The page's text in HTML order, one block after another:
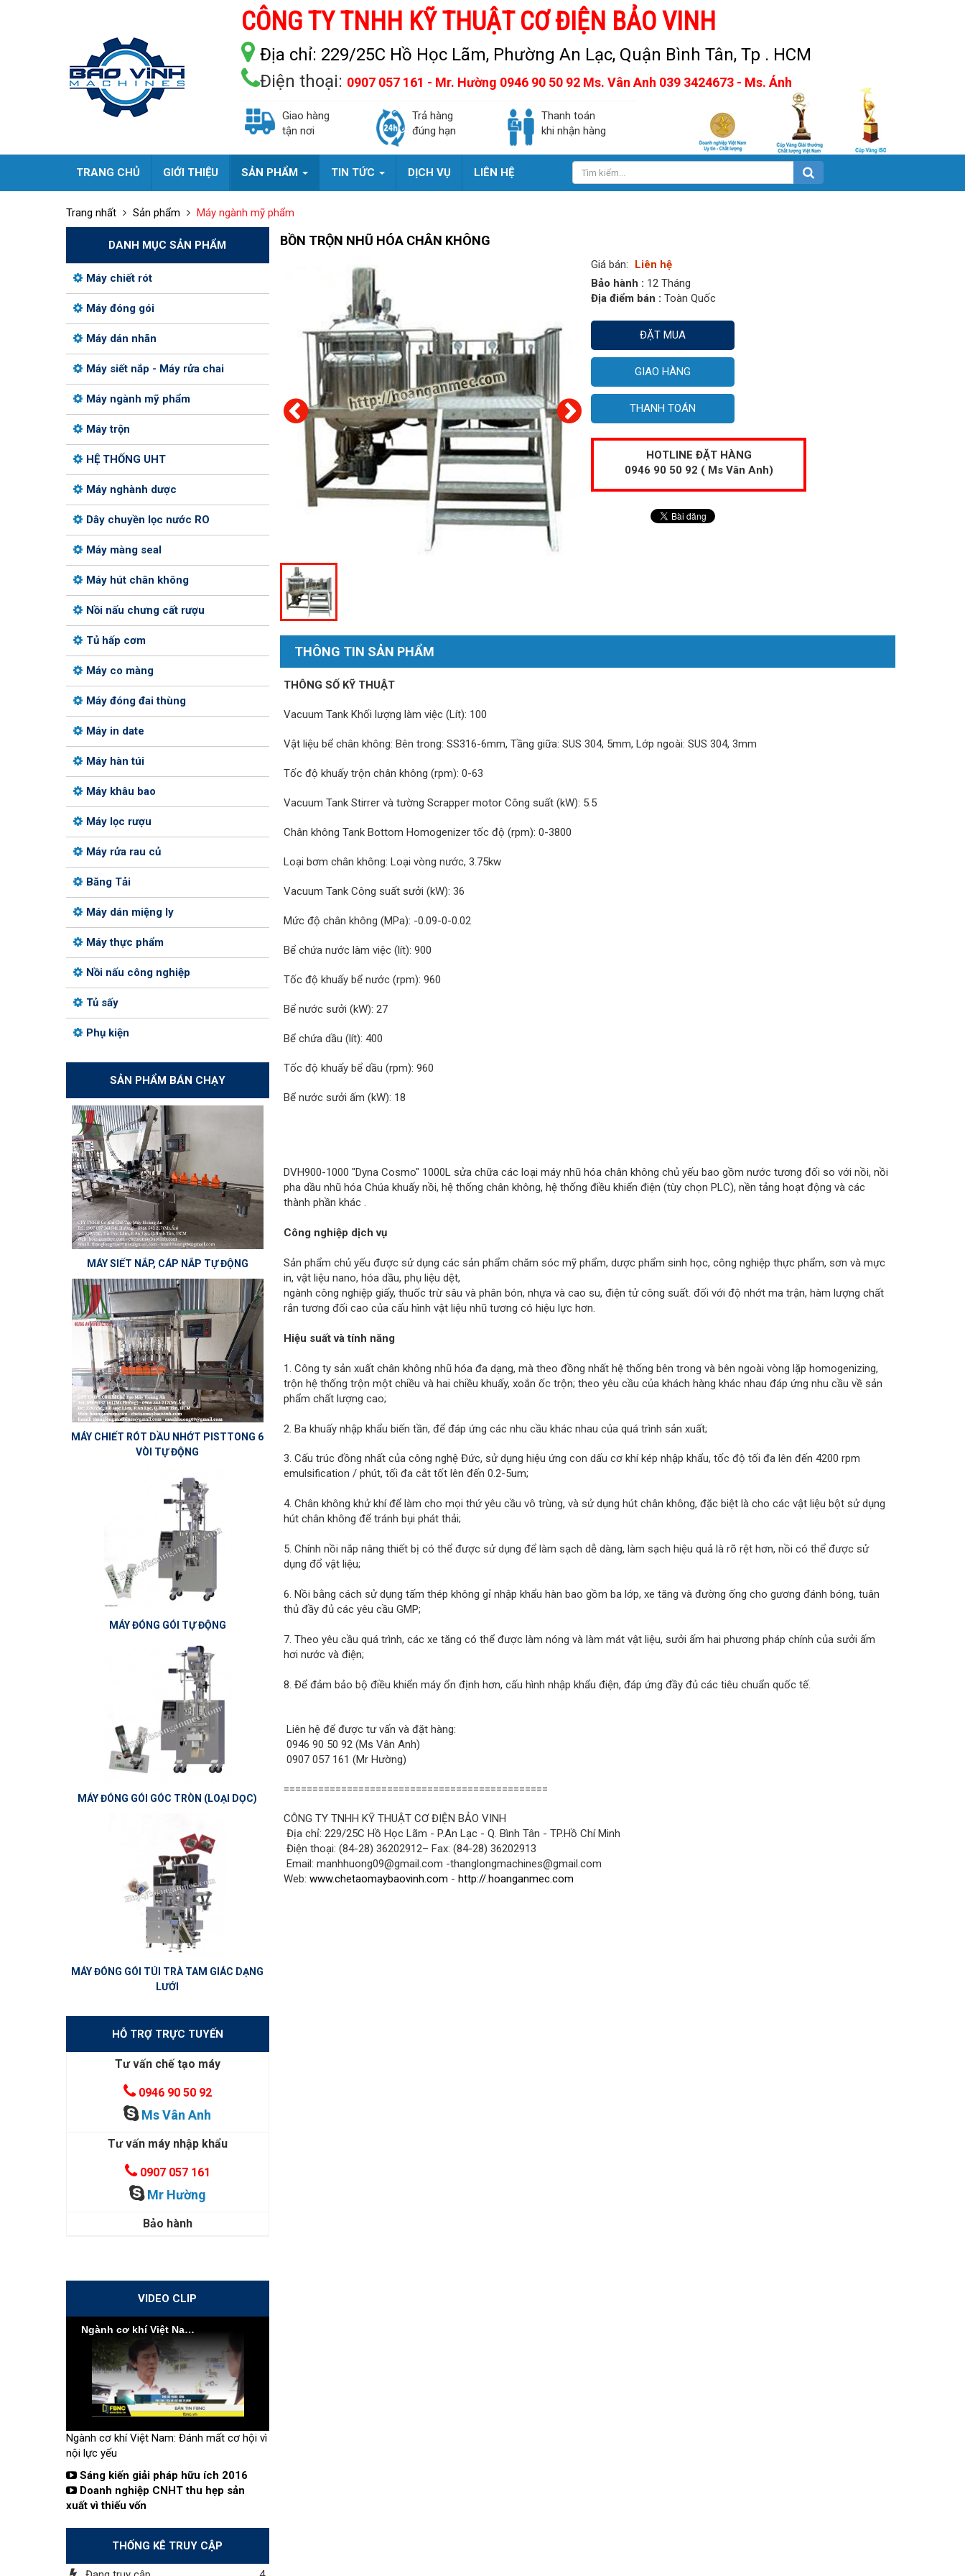
CÔNG TY TNHH KỸ THUẬT CƠ ĐIỆN BẢO VINH
Địa chỉ: 229/25C Hồ Học Lãm, Phường An Lạc, Quận Bình Tân, Tp . HCM
Điện thoại: 0907 057 161 - Mr. Hường 0946 90 50 92 Ms. Vân Anh 039 3424673 - Ms. Ánh
Giao hàng
tận nơi
Trả hàng
đúng hạn
Thanh toán
khi nhận hàng
TRANG CHỦ GIỚI THIỆU SẢN PHẨM TIN TỨC DỊCH VỤ LIÊN HỆ
Trang nhất Sản phẩm Máy ngành mỹ phẩm
BỒN TRỘN NHŨ HÓA CHÂN KHÔNG
Giá bán:
Liên hệ
Bảo hành : 12 Tháng
Địa điểm bán : Toàn Quốc
ĐẶT MUA
GIAO HÀNG
THANH TOÁN
HOTLINE ĐẶT HÀNG
0946 90 50 92 ( Ms Vân Anh)
THÔNG TIN SẢN PHẨM
THÔNG SỐ KỸ THUẬT
Vacuum Tank Khối lượng làm việc (Lít): 100
Vật liệu bể chân không: Bên trong: SS316-6mm, Tầng giữa: SUS 304, 5mm, Lớp ngoài: SUS 304, 3mm
Tốc độ khuấy trộn chân không (rpm): 0-63
Vacuum Tank Stirrer và tường Scrapper motor Công suất (kW): 5.5
Chân không Tank Bottom Homogenizer tốc độ (rpm): 0-3800
Loại bơm chân không: Loại vòng nước, 3.75kw
Vacuum Tank Công suất sưởi (kW): 36
Mức độ chân không (MPa): -0.09-0-0.02
Bể chứa nước làm việc (lít): 900
Tốc độ khuấy bể nước (rpm): 960
Bể nước sưởi (kW): 27
Bể chứa dầu (lít): 400
Tốc độ khuấy bể dầu (rpm): 960
Bể nước sưởi ấm (kW): 18
DVH900-1000 "Dyna Cosmo" 1000L sửa chữa các loại máy nhũ hóa chân không chủ yếu bao gồm nước tương đối so với nồi, nồi
pha dầu nhũ hóa Chúa khuấy nồi, hệ thống chân không, hệ thống điều khiển điện (tùy chọn PLC), nền tảng hoạt động và các
thành phần khác .
Công nghiệp dịch vụ
Sản phẩm chủ yếu được sử dụng các sản phẩm chăm sóc mỹ phẩm, dược phẩm sinh học, công nghiệp thực phẩm, sơn và mực
in, vật liệu nano, hóa dầu, phụ liệu dệt,
ngành công nghiệp giấy, thuốc trừ sâu và phân bón, nhựa và cao su, điện tử công suất. đối với độ nhớt ma trận, hàm lượng chất
rắn tương đối cao của cấu hình vật liệu nhũ tương có hiệu lực hơn.
Hiệu suất và tính năng
1. Công ty sản xuất chân không nhũ hóa đa dạng, mà theo đồng nhất hệ thống bên trong và bên ngoài vòng lặp homogenizing,
trộn hệ thống trộn một chiều và hai chiều khuấy, xoắn ốc trộn; theo yêu cầu của khách hàng khác nhau đáp ứng nhu cầu về sản
phẩm chất lượng cao;
2. Ba khuấy nhập khẩu biến tần, để đáp ứng các nhu cầu khác nhau của quá trình sản xuất;
3. Cấu trúc đồng nhất của công nghệ Đức, sử dụng hiệu ứng con dấu cơ khí kép nhập khẩu, tốc độ tối đa lên đến 4200 rpm
emulsification / phút, tối đa cắt tốt lên đến 0.2-5um;
4. Chân không khử khí để làm cho mọi thứ yêu cầu vô trùng, và sử dụng hút chân không, đặc biệt là cho các vật liệu bột sử dụng
hút chân không để tránh bụi phát thải;
5. Chính nồi nắp nâng thiết bị có thể được sử dụng để làm sạch dễ dàng, làm sạch hiệu quả là rõ rệt hơn, nồi có thể được sử
dụng đổ vật liệu;
6. Nồi bằng cách sử dụng tấm thép không gỉ nhập khẩu hàn bao gồm ba lớp, xe tăng và đường ống cho gương đánh bóng, tuân
thủ đầy đủ các yêu cầu GMP;
7. Theo yêu cầu quá trình, các xe tăng có thể được làm nóng và làm mát vật liệu, sưởi ấm hai phương pháp chính của sưởi ấm
hơi nước và điện;
8. Để đảm bảo bộ điều khiển máy ổn định hơn, cấu hình nhập khẩu điện, đáp ứng đầy đủ các tiêu chuẩn quốc tế.
Liên hệ để được tư vấn và đặt hàng:
0946 90 50 92 (Ms Vân Anh)
0907 057 161 (Mr Hường)
==============================================
CÔNG TY TNHH KỸ THUẬT CƠ ĐIỆN BẢO VINH
Địa chỉ: 229/25C Hồ Học Lãm - P.An Lạc - Q. Bình Tân - TP.Hồ Chí Minh
Điện thoại: (84-28) 36202912– Fax: (84-28) 36202913
Email: manhhuong09@gmail.com -thanglongmachines@gmail.com
Web: www.chetaomaybaovinh.com - http://.hoanganmec.com
DANH MỤC SẢN PHẨM
Máy chiết rót
Máy đóng gói
Máy dán nhãn
Máy siết nắp - Máy rửa chai
Máy ngành mỹ phẩm
Máy trộn
HỆ THỐNG UHT
Máy nghành dược
Dây chuyền lọc nước RO
Máy màng seal
Máy hút chân không
Nồi nấu chưng cất rượu
Tủ hấp cơm
Máy co màng
Máy đóng đai thùng
Máy in date
Máy hàn túi
Máy khâu bao
Máy lọc rượu
Máy rửa rau củ
Băng Tải
Máy dán miệng ly
Máy thực phẩm
Nồi nấu công nghiệp
Tủ sấy
Phụ kiện
SẢN PHẨM BÁN CHẠY
MÁY SIẾT NẮP, CÁP NẮP TỰ ĐỘNG
MÁY CHIẾT RÓT DẦU NHỚT PISTTONG 6
VÒI TỰ ĐỘNG
MÁY ĐÓNG GÓI TỰ ĐỘNG
MÁY ĐÓNG GÓI GÓC TRÒN (LOẠI DỌC)
MÁY ĐÓNG GÓI TÚI TRÀ TAM GIÁC DẠNG
LƯỚI
HỖ TRỢ TRỰC TUYẾN
Tư vấn chế tạo máy
0946 90 50 92
Ms Vân Anh
Tư vấn máy nhập khẩu
0907 057 161
Mr Hường
Bảo hành
VIDEO CLIP
Ngành cơ khí Việt Nam: Đánh mất cơ hội vì nội lực yếu
Ngành cơ khí Việt Nam: Đánh mất cơ hội vì
nội lực yếu
Sáng kiến giải pháp hữu ích 2016
Doanh nghiệp CNHT thu hẹp sản
xuất vì thiếu vốn
THỐNG KÊ TRUY CẬP